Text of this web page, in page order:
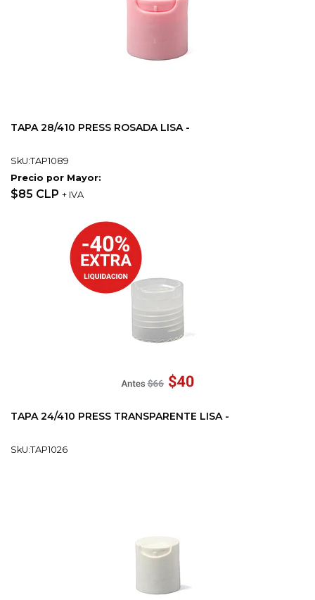
TAPA 28/410 PRESS ROSADA LISA -
SkU:TAP1089
Precio por Mayor:
$85 CLP + IVA
TAPA 24/410 PRESS TRANSPARENTE LISA -
SkU:TAP1026